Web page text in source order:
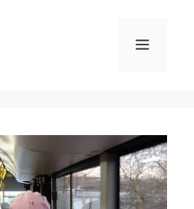
Menu